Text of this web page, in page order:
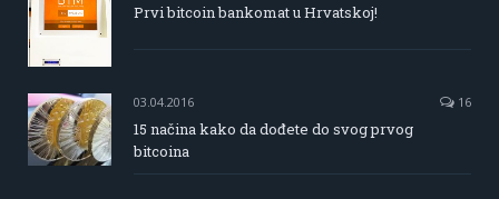
Prvi bitcoin bankomat u Hrvatskoj!
03.04.2016 16
15 načina kako da dođete do svog prvog
bitcoina